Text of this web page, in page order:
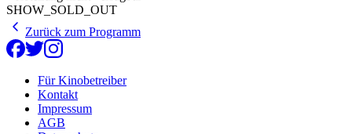
SHOW_SOLD_OUT
Zurück zum Programm
Für Kinobetreiber
Kontakt
Impressum
AGB